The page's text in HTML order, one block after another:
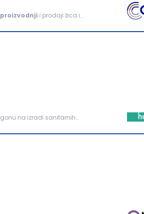
proizvodnji i prodaji žica i